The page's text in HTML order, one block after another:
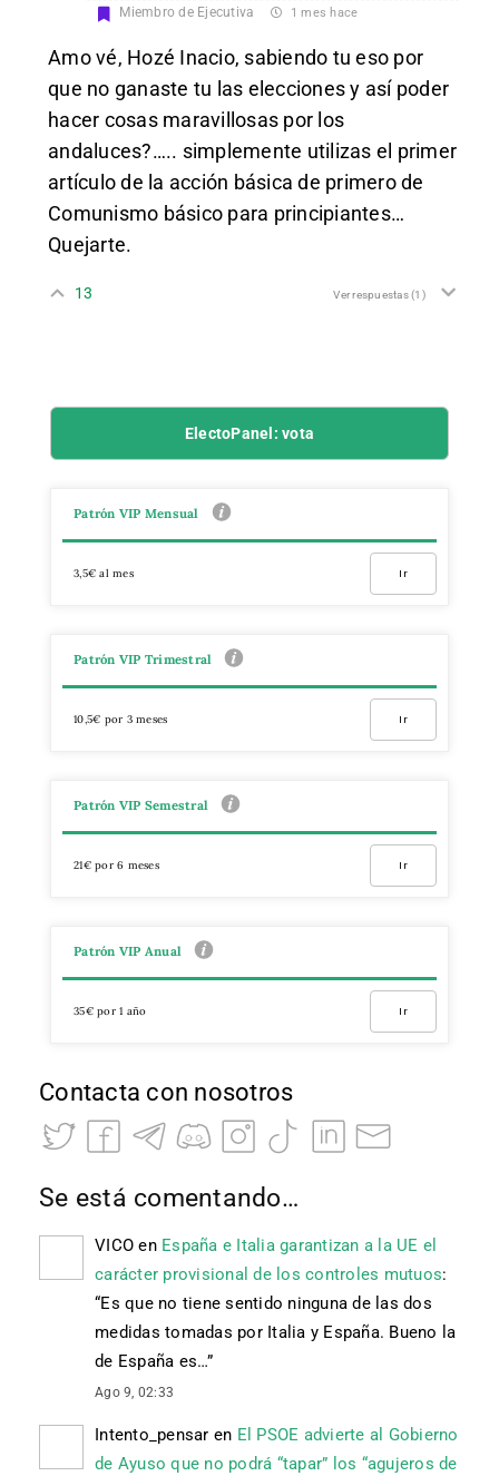
Miembro de Ejecutiva 1 mes hace
Amo vé, Hozé Inacio, sabiendo tu eso por
que no ganaste tu las elecciones y así poder
hacer cosas maravillosas por los
andaluces?….. simplemente utilizas el primer
artículo de la acción básica de primero de
Comunismo básico para principiantes…
Quejarte.
13 Ver respuestas(1)
ElectoPanel: vota
Patrón VIP Mensual
3,5€ al mes Ir
Patrón VIP Trimestral
10,5€ por 3 meses Ir
Patrón VIP Semestral
21€ por 6 meses Ir
Patrón VIP Anual
35€ por 1 año Ir
Contacta con nosotros
Se está comentando…
VICO en España e Italia garantizan a la UE el
carácter provisional de los controles mutuos:
“Es que no tiene sentido ninguna de las dos
medidas tomadas por Italia y España. Bueno la
de España es…”
Ago 9, 02:33
Intento_pensar en El PSOE advierte al Gobierno
de Ayuso que no podrá “tapar” los “agujeros de